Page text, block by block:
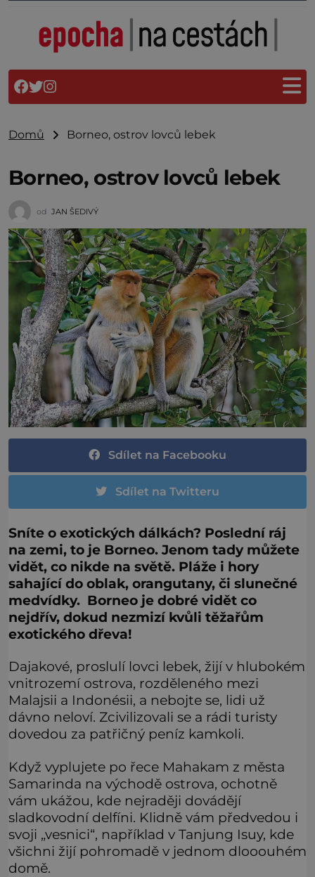
Domů Borneo, ostrov lovců lebek
Borneo, ostrov lovců lebek
od JAN ŠEDIVÝ
Sdílet na Facebooku
Sdílet na Twitteru
Sníte o exotických dálkách? Poslední ráj
na zemi, to je Borneo. Jenom tady můžete
vidět, co nikde na světě. Pláže i hory
sahající do oblak, orangutany, či slunečné
medvídky. Borneo je dobré vidět co
nejdřív, dokud nezmizí kvůli těžařům
exotického dřeva!
Dajakové, proslulí lovci lebek, žijí v hlubokém
vnitrozemí ostrova, rozděleného mezi
Malajsii a Indonésii, a nebojte se, lidi už
dávno neloví. Zcivilizovali se a rádi turisty
dovedou za patřičný peníz kamkoli.
Když vyplujete po řece Mahakam z města
Samarinda na východě ostrova, ochotně
vám ukážou, kde nejraději dovádějí
sladkovodní delfíni. Klidně vám předvedou i
svoji „vesnici“, například v Tanjung Isuy, kde
všichni žijí pohromadě v jednom dlooouhém
domě.